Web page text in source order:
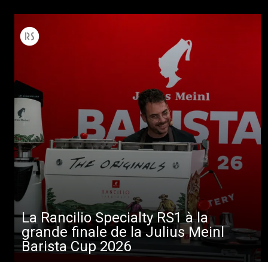
La Rancilio Specialty RS1 à la
grande finale de la Julius Meinl
Barista Cup 2026